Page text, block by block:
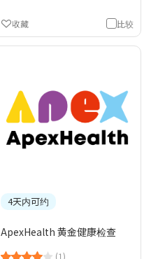
比较
收藏
4天内可约
ApexHealth 黄金健康检查
(1)